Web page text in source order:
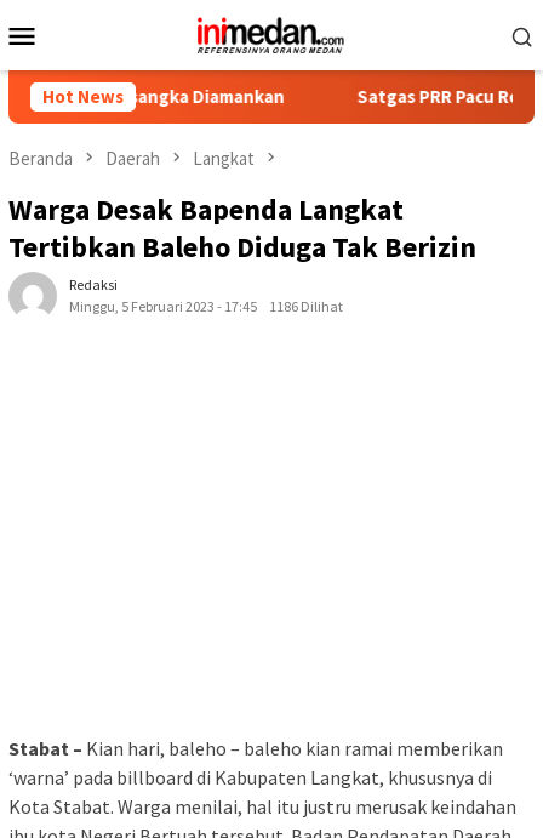
ke
Mobile
Hot News
Tersangka Diamankan Satgas PRR Pacu Realisasi
Beranda Daerah Langkat
Warga Desak Bapenda Langkat
Tertibkan Baleho Diduga Tak Berizin
Redaksi
Minggu, 5 Februari 2023 - 17:45
1186 Dilihat
Stabat – Kian hari, baleho – baleho kian ramai memberikan
‘warna’ pada billboard di Kabupaten Langkat, khususnya di
Kota Stabat. Warga menilai, hal itu justru merusak keindahan